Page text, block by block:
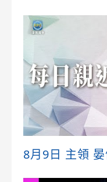
8月9日 主領